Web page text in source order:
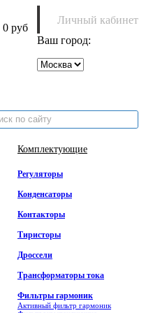
Личный кабинет
Ваш город:
0 руб
Комплектующие
Регуляторы
Конденсаторы
Контакторы
Тиристоры
Дроссели
Трансформаторы тока
Фильтры гармоник
Активный фильтр гармоник